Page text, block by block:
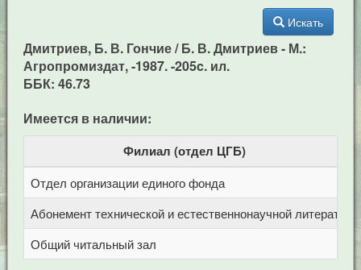
Искать
Дмитриев, Б. В. Гончие / Б. В. Дмитриев - М.:
Агропромиздат, -1987. -205c. ил.
ББК: 46.73
Имеется в наличии:
Филиал (отдел ЦГБ)
Отдел организации единого фонда
Абонемент технической и естественнонаучной литерат
Общий читальный зал